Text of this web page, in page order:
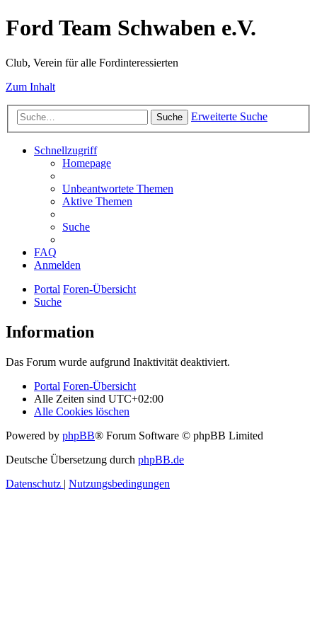
Ford Team Schwaben e.V.
Club, Verein für alle Fordinteressierten
Zum Inhalt
Suche Erweiterte Suche
Schnellzugriff
Homepage
Unbeantwortete Themen
Aktive Themen
Suche
FAQ
Anmelden
Portal Foren-Übersicht
Suche
Information
Das Forum wurde aufgrund Inaktivität deaktiviert.
Portal Foren-Übersicht
Alle Zeiten sind UTC+02:00
Alle Cookies löschen
Powered by phpBB® Forum Software © phpBB Limited
Deutsche Übersetzung durch phpBB.de
Datenschutz | Nutzungsbedingungen